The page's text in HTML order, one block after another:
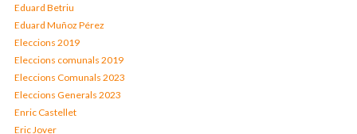
Eduard Betriu
Eduard Muñoz Pérez
Eleccions 2019
Eleccions comunals 2019
Eleccions Comunals 2023
Eleccions Generals 2023
Enric Castellet
Eric Jover